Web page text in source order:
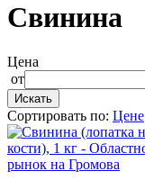
Свинина
Цена
от
Сортировать по: Цене